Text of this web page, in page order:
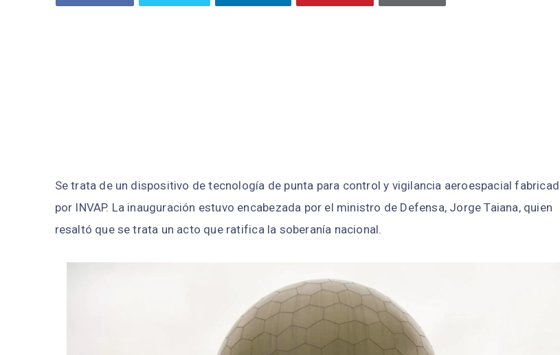
Se trata de un dispositivo de tecnología de punta para control y vigilancia aeroespacial
por INVAP. La inauguración estuvo encabezada por el ministro de Defensa, Jorge Taiana, quien
resaltó que se trata un acto que ratifica la soberanía nacional.